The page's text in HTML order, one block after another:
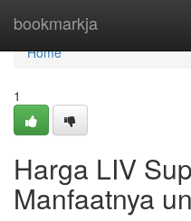
bookmarkja
Home
Home
1
Harga LIV
Manfaatnya